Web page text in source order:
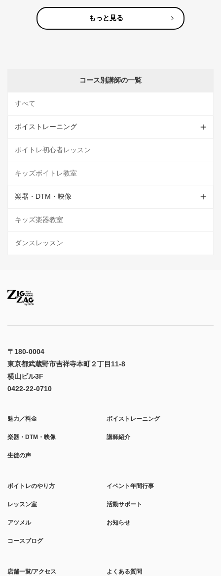
もっと見る
コース別講師の一覧
すべて
ボイストレーニング
ボイトレ初心者レッスン
キッズボイトレ教室
楽器・DTM・映像
キッズ楽器教室
ダンスレッスン
〒180-0004
東京都武蔵野市吉祥寺本町２丁目11-8
横山ビル3F
0422-22-0710
魅力／料金 ボイストレーニング
楽器・DTM・映像 講師紹介
生徒の声
ボイトレのやり方 イベント年間行事
レッスン室 活動サポート
アツメル お知らせ
コースブログ
店舗一覧/アクセス よくある質問